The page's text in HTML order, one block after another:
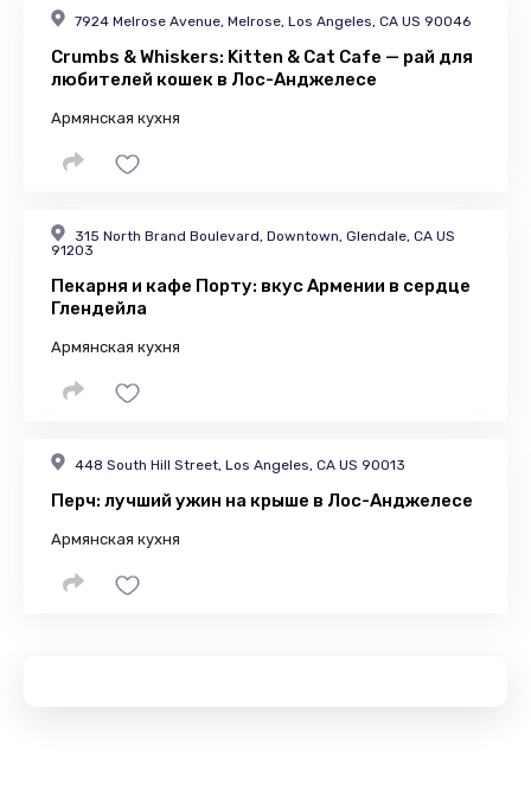
7924 Melrose Avenue, Melrose, Los Angeles, CA US 90046
Crumbs & Whiskers: Kitten & Cat Cafe — рай для
любителей кошек в Лос-Анджелесе
Армянская кухня
315 North Brand Boulevard, Downtown, Glendale, CA US
91203
Пекарня и кафе Порту: вкус Армении в сердце
Глендейла
Армянская кухня
448 South Hill Street, Los Angeles, CA US 90013
Перч: лучший ужин на крыше в Лос-Анджелесе
Армянская кухня